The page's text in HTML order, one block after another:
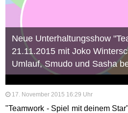
Neue Unterhaltungsshow
21.11.2015 mit Joko
Umlauf, Smudo und Sasha
17. November 2015 16:29 Uhr
"Teamwork - Spiel mit deinem